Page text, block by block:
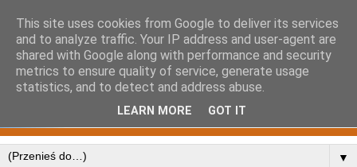
▼
This site uses cookies from Google to deliver its services
and to analyze traffic. Your IP address and user-agent are
shared with Google along with performance and security
metrics to ensure quality of service, generate usage
statistics, and to detect and address abuse.
LEARN MORE GOT IT